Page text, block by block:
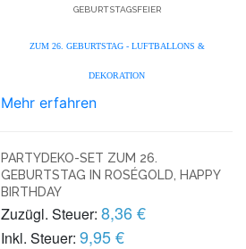
GEBURTSTAGSFEIER
ZUM 26. GEBURTSTAG - LUFTBALLONS &
DEKORATION
Mehr erfahren
PARTYDEKO-SET ZUM 26.
GEBURTSTAG IN ROSÉGOLD, HAPPY
BIRTHDAY
Zuzügl. Steuer: 8,36 €
Inkl. Steuer: 9,95 €